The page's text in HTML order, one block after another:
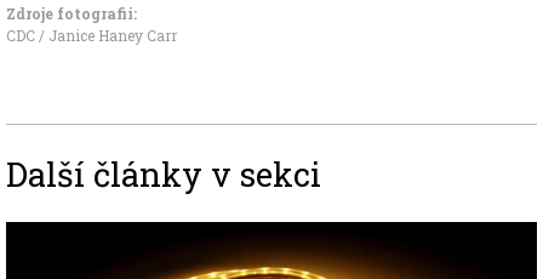
Zdroje fotografii:
CDC / Janice Haney Carr
Další články v sekci